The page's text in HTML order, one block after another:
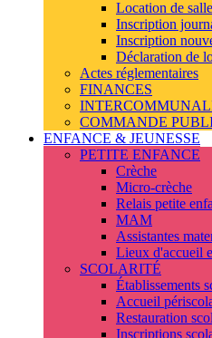
Location de
Inscription
Inscription
Déclaration de
Actes réglementaires
FINANCES
COMMANDE
ENFANCE & JEUNESSE
PETITE ENFANCE
Crèche
Micro-crèche
Relais petite
MAM
Assistantes
Lieux d'accueil
SCOLARITÉ
Établissements
Accueil
Restauration
Inscriptions